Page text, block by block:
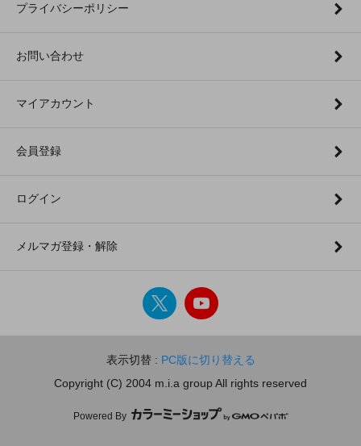
プライバシーポリシー
お問い合わせ
マイアカウント
会員登録
ログイン
メルマガ登録・解除
表示切替 : PC版に切り替える
Copyright (C) 2004 m.i.a group All rights reserved
Powered By